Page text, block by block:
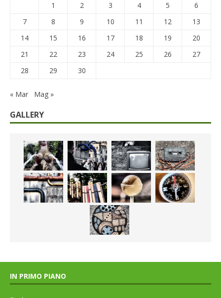
1
2 3 4 5
6
7
8 9 10 11 12
13
14
15 16 17 18 19
20
21
22 23 24 25 26
27
28
29 30
« Mar Mag »
GALLERY
IN PRIMO PIANO